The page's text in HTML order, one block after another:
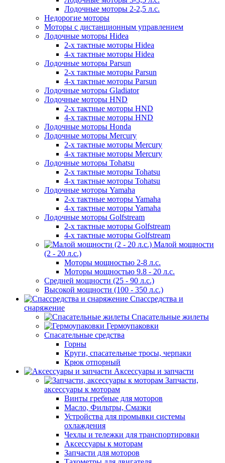
Лодочные моторы 2-2,5 л.с.
Недорогие моторы
Моторы с дистанционным управлением
Лодочные моторы Hidea
2-х тактные моторы Hidea
4-х тактные моторы Hidea
Лодочные моторы Parsun
2-х тактные моторы Parsun
4-х тактные моторы Parsun
Лодочные моторы Gladiator
Лодочные моторы HND
2-х тактные моторы HND
4-х тактные моторы HND
Лодочные моторы Honda
Лодочные моторы Mercury
2-х тактные моторы Mercury
4-х тактные моторы Mercury
Лодочные моторы Tohatsu
2-х тактные моторы Tohatsu
4-х тактные моторы Tohatsu
Лодочные моторы Yamaha
2-х тактные моторы Yamaha
4-х тактные моторы Yamaha
Лодочные моторы Golfstream
2-х тактные моторы Golfstream
4-х тактные моторы Golfstream
Малой мощности
(2 - 20 л.с.)
Моторы мощностью 2-8 л.с.
Моторы мощностью 9.8 - 20 л.с.
Средней мощности (25 - 90 л.с.)
Высокой мощности (100 - 350 л.с.)
Спассредства и
снаряжение
Спасательные жилеты
Гермоупаковки
Спасательные средства
Горны
Круги, спасательные тросы, черпаки
Крюк отпорный
Аксессуары и запчасти
Запчасти,
аксессуары к моторам
Винты гребные для моторов
Масло, Фильтры, Смазки
Устройства для промывки системы
охлаждения
Чехлы и тележки для транспортировки
Аксессуары к моторам
Запчасти для моторов